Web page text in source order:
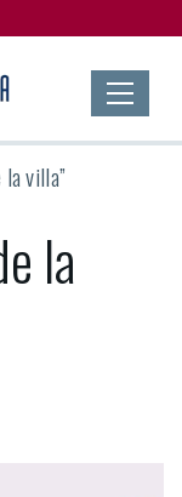
villa”
la